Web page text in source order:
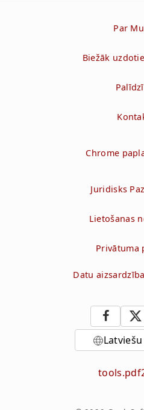
Par
Biežāk
Chrome
Juridisks
Lietošanas
Privātuma
Datu